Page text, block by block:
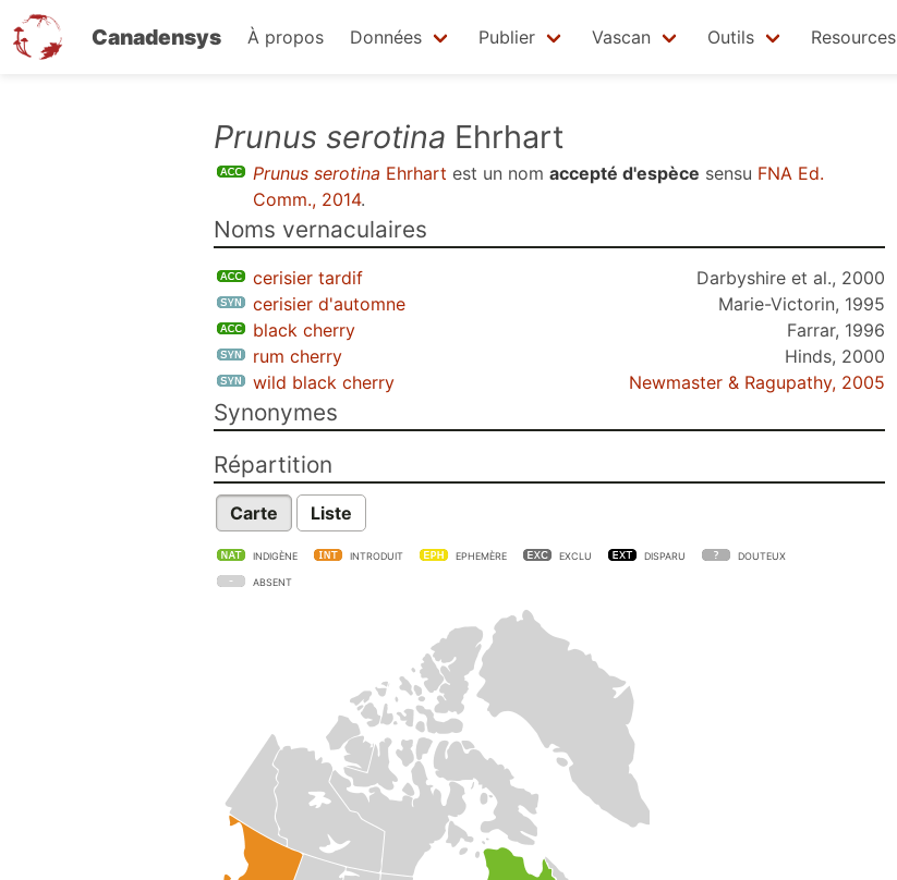
Canadensys À propos Données Publier Vascan Outils Resources
Prunus serotina Ehrhart
Prunus serotina Ehrhart est un nom accepté d'espèce sensu FNA Ed.
Comm., 2014.
Noms vernaculaires
cerisier tardif
Darbyshire et al., 2000
cerisier d'automne
Marie-Victorin, 1995
black cherry
Farrar, 1996
rum cherry
Hinds, 2000
wild black cherry
Newmaster & Ragupathy, 2005
Synonymes
Répartition
Carte Liste
INDIGÈNE INTRODUIT EPHEMÈRE EXCLU DISPARU DOUTEUX
ABSENT